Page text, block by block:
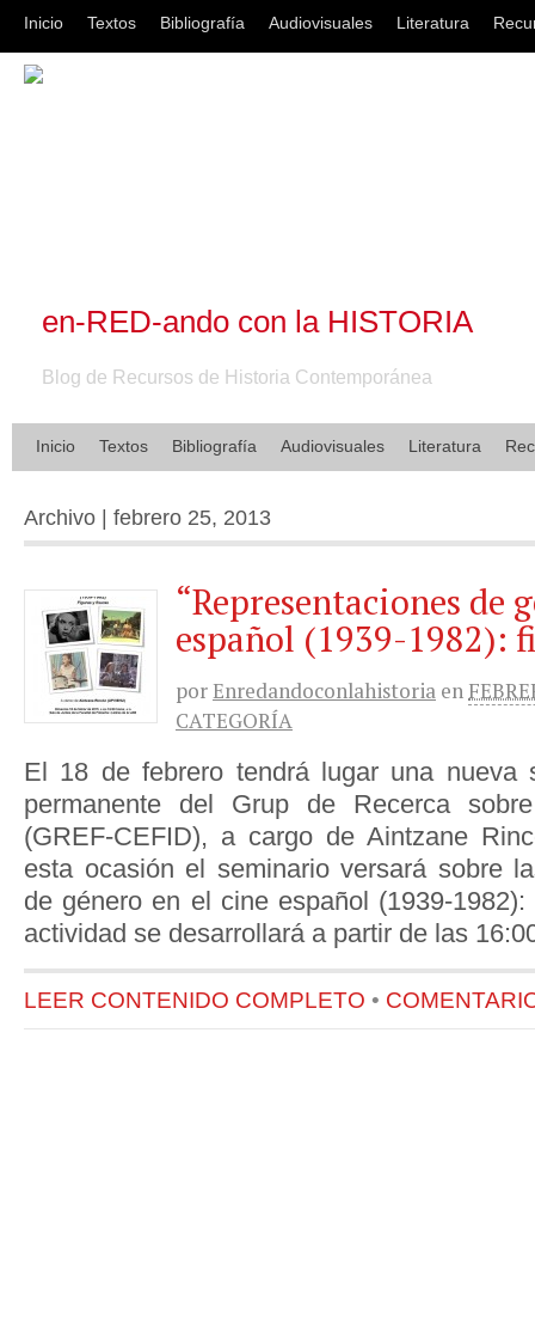
Inicio Textos Bibliografía Audiovisuales Literatura
en-RED-ando con la HISTORIA
Blog de Recursos de Historia Contemporánea
Inicio Textos Bibliografía Audiovisuales Literatura
Archivo | febrero 25, 2013
“Representaciones de
español (1939-1982):
porEnredandoconlahistoria en
CATEGORÍA
El 18 de febrero tendrá lugar una nueva
permanente del Grup de Recerca
(GREF-CEFID), a cargo de Aintzane
esta ocasión el seminario versará sobre
de género en el cine español (1939-
actividad se desarrollará a partir de las
LEER CONTENIDO COMPLETO •